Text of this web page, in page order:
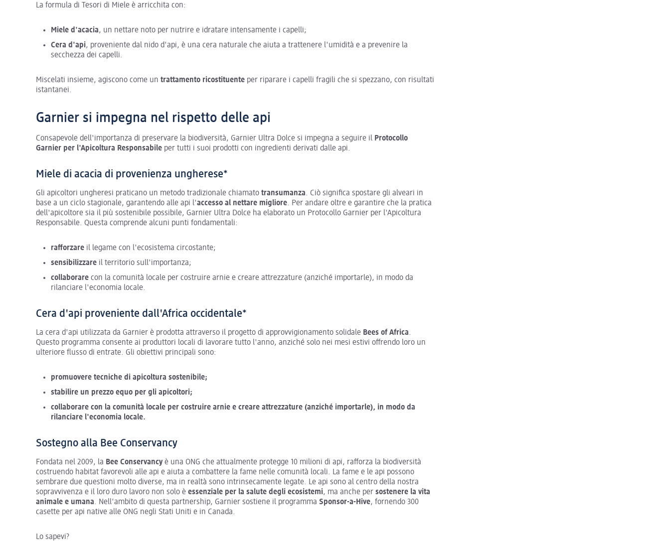
La formula di Tesori di Miele è arricchita con:
Miele d'acacia, un nettare noto per nutrire e idratare intensamente i capelli;
Cera d'api, proveniente dal nido d'api, è una cera naturale che aiuta a trattenere l'umidità e a prevenire la
secchezza dei capelli.
Miscelati insieme, agiscono come un trattamento ricostituente per riparare i capelli fragili che si spezzano, con risultati
istantanei.
Garnier si impegna nel rispetto delle api
Consapevole dell'importanza di preservare la biodiversità, Garnier Ultra Dolce si impegna a seguire il Protocollo
Garnier per l'Apicoltura Responsabile per tutti i suoi prodotti con ingredienti derivati dalle api.
Miele di acacia di provenienza ungherese*
Gli apicoltori ungheresi praticano un metodo tradizionale chiamato transumanza. Ciò significa spostare gli alveari in
base a un ciclo stagionale, garantendo alle api l'accesso al nettare migliore. Per andare oltre e garantire che la pratica
dell'apicoltore sia il più sostenibile possibile, Garnier Ultra Dolce ha elaborato un Protocollo Garnier per l'Apicoltura
Responsabile. Questa comprende alcuni punti fondamentali:
rafforzare il legame con l'ecosistema circostante;
sensibilizzare il territorio sull'importanza;
collaborare con la comunità locale per costruire arnie e creare attrezzature (anziché importarle), in modo da
rilanciare l'economia locale.
Cera d'api proveniente dall'Africa occidentale*
La cera d'api utilizzata da Garnier è prodotta attraverso il progetto di approvvigionamento solidale Bees of Africa.
Questo programma consente ai produttori locali di lavorare tutto l'anno, anziché solo nei mesi estivi offrendo loro un
ulteriore flusso di entrate. Gli obiettivi principali sono:
promuovere tecniche di apicoltura sostenibile;
stabilire un prezzo equo per gli apicoltori;
collaborare con la comunità locale per costruire arnie e creare attrezzature (anziché importarle), in modo da
rilanciare l'economia locale.
Sostegno alla Bee Conservancy
Fondata nel 2009, la Bee Conservancy è una ONG che attualmente protegge 10 milioni di api, rafforza la biodiversità
costruendo habitat favorevoli alle api e aiuta a combattere la fame nelle comunità locali. La fame e le api possono
sembrare due questioni molto diverse, ma in realtà sono intrinsecamente legate. Le api sono al centro della nostra
sopravvivenza e il loro duro lavoro non solo è essenziale per la salute degli ecosistemi, ma anche per sostenere la vita
animale e umana. Nell'ambito di questa partnership, Garnier sostiene il programma Sponsor-a-Hive, fornendo 300
casette per api native alle ONG negli Stati Uniti e in Canada.
Lo sapevi?